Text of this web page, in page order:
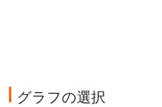
グラフの選択